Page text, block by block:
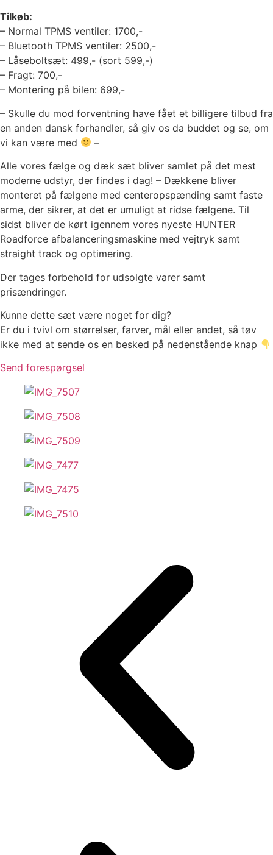
Tilkøb:
– Normal TPMS ventiler: 1700,-
– Bluetooth TPMS ventiler: 2500,-
– Låseboltsæt: 499,- (sort 599,-)
– Fragt: 700,-
– Montering på bilen: 699,-
– Skulle du mod forventning have fået et billigere tilbud fra
en anden dansk forhandler, så giv os da buddet og se, om
vi kan være med
–
Alle vores fælge og dæk sæt bliver samlet på det mest
moderne udstyr, der findes i dag! – Dækkene bliver
monteret på fælgene med centeropspænding samt faste
arme, der sikrer, at det er umuligt at ridse fælgene. Til
sidst bliver de kørt igennem vores nyeste HUNTER
Roadforce afbalanceringsmaskine med vejtryk samt
straight track og optimering.
Der tages forbehold for udsolgte varer samt
prisændringer.
Kunne dette sæt være noget for dig?
Er du i tvivl om størrelser, farver, mål eller andet, så tøv
ikke med at sende os en besked på nedenstående knap
Send forespørgsel